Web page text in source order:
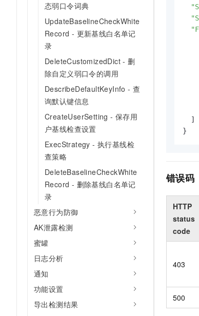
态弱口令词典
UpdateBaselineCheckWhite
Record - 更新基线白名单记
录
DeleteCustomizedDict - 删
除自定义弱口令的调用
DescribeDefaultKeyInfo - 查
询默认键信息
CreateUserSetting - 保存用
户基线检查设置
ExecStrategy - 执行基线检
查策略
DeleteBaselineCheckWhite
Record - 删除基线白名单记
录
恶意行为防御
AK泄露检测
蜜罐
日志分析
通知
功能设置
导出检测结果
  ]
}
错误码
HTTP
status
code
403
500